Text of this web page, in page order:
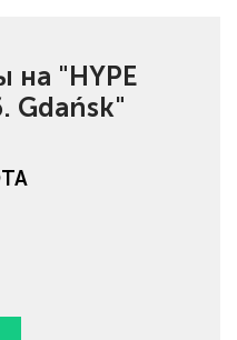
на "HYPE
Gdańsk"